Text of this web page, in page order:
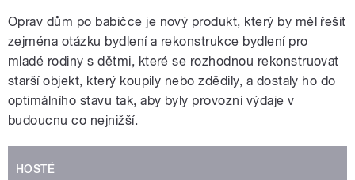
Oprav dům po babičce je nový produkt, který by měl řešit
zejména otázku bydlení a rekonstrukce bydlení pro
mladé rodiny s dětmi, které se rozhodnou rekonstruovat
starší objekt, který koupily nebo zdědily, a dostaly ho do
optimálního stavu tak, aby byly provozní výdaje v
budoucnu co nejnižší.
HOSTÉ